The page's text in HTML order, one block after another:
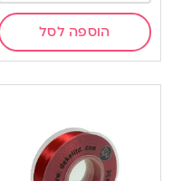
הוספה לסל